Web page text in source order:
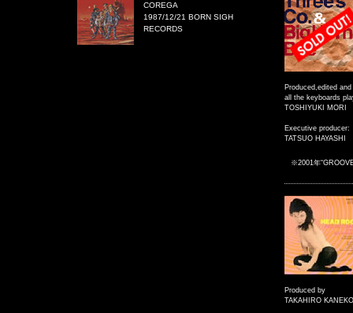
Produced,edited and
all the keyboards
TOSHIYUKI MORI
Executive producer:
TATSUO HAYASHI
※2001年
Produced by
TAKAHIRO
COREGA
1987/12/21 BORN SIGH
RECORDS